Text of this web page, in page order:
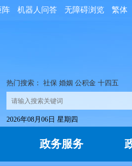
繁体
无障碍浏览
机器人问答
阵
热门搜索： 社保 婚姻 公积金 十四五
2026年08月06日 星期四
政务服务